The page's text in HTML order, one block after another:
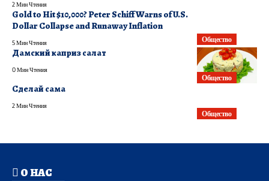
2 Мин Чтения
Общество
Gold to Hit $10,000? Peter Schiff Warns of U.S.
Dollar Collapse and Runaway Inflation
5 Мин Чтения
Общество
Дамский каприз салат
0 Мин Чтения
Общество
Сделай сама
2 Мин Чтения
О НАС